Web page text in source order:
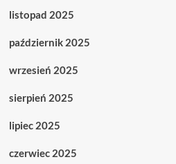
listopad 2025
październik 2025
wrzesień 2025
sierpień 2025
lipiec 2025
czerwiec 2025